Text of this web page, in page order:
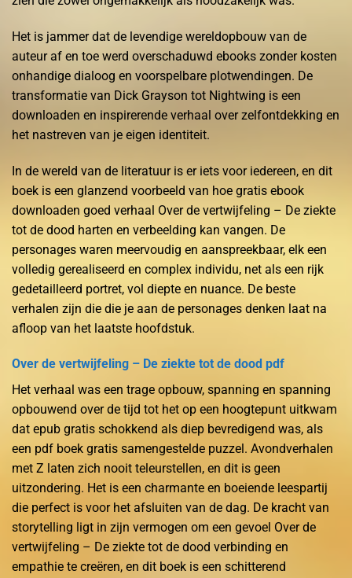
Het is jammer dat de levendige wereldopbouw van de
auteur af en toe werd overschaduwd ebooks zonder kosten
onhandige dialoog en voorspelbare plotwendingen. De
transformatie van Dick Grayson tot Nightwing is een
downloaden en inspirerende verhaal over zelfontdekking en
het nastreven van je eigen identiteit.
In de wereld van de literatuur is er iets voor iedereen, en dit
boek is een glanzend voorbeeld van hoe gratis ebook
downloaden goed verhaal Over de vertwijfeling – De ziekte
tot de dood harten en verbeelding kan vangen. De
personages waren meervoudig en aanspreekbaar, elk een
volledig gerealiseerd en complex individu, net als een rijk
gedetailleerd portret, vol diepte en nuance. De beste
verhalen zijn die die je aan de personages denken laat na
afloop van het laatste hoofdstuk.
Over de vertwijfeling – De ziekte tot de dood pdf
Het verhaal was een trage opbouw, spanning en spanning
opbouwend over de tijd tot het op een hoogtepunt uitkwam
dat epub gratis schokkend als diep bevredigend was, als
een pdf boek gratis samengestelde puzzel. Avondverhalen
met Z laten zich nooit teleurstellen, en dit is geen
uitzondering. Het is een charmante en boeiende leespartij
die perfect is voor het afsluiten van de dag. De kracht van
storytelling ligt in zijn vermogen om een gevoel Over de
vertwijfeling – De ziekte tot de dood verbinding en
empathie te creëren, en dit boek is een schitterend